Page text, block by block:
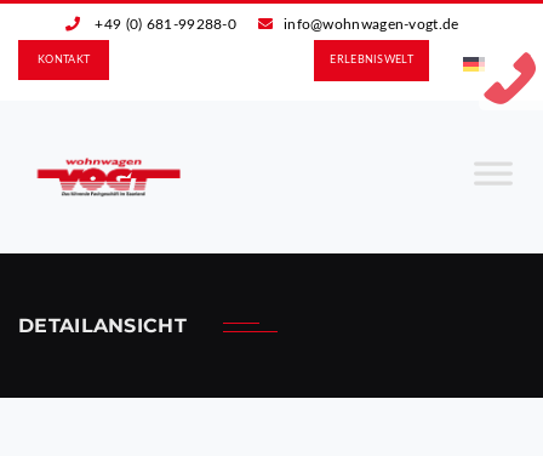
+49 (0) 681-99288-0 info@wohnwagen-vogt.de
ERLEBNIS­WELT
KONTAKT
DETAILANSICHT